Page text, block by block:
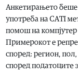
Анкетирањето беше
употреба на CAТI
помош на
Примерокот е
според: регион,
според податоците